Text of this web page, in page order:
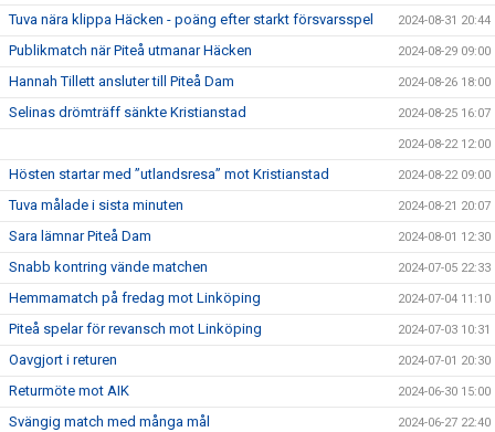
Tuva nära klippa Häcken - poäng efter starkt försvarsspel 2024-08-31 20:44
Publikmatch när Piteå utmanar Häcken 2024-08-29 09:00
Hannah Tillett ansluter till Piteå Dam 2024-08-26 18:00
Selinas drömträff sänkte Kristianstad 2024-08-25 16:07
2024-08-22 12:00
Hösten startar med ”utlandsresa” mot Kristianstad 2024-08-22 09:00
Tuva målade i sista minuten 2024-08-21 20:07
Sara lämnar Piteå Dam 2024-08-01 12:30
Snabb kontring vände matchen 2024-07-05 22:33
Hemmamatch på fredag mot Linköping 2024-07-04 11:10
Piteå spelar för revansch mot Linköping 2024-07-03 10:31
Oavgjort i returen 2024-07-01 20:30
Returmöte mot AIK 2024-06-30 15:00
Svängig match med många mål 2024-06-27 22:40